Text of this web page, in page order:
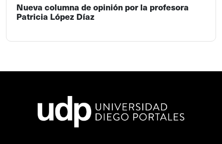
Nueva columna de opinión por la profesora
Patricia López Díaz